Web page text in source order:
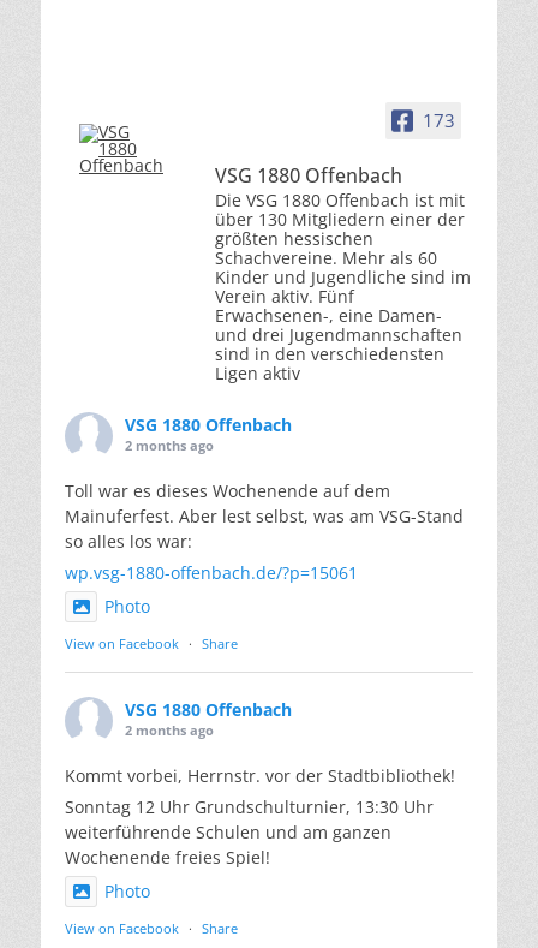
173
VSG 1880 Offenbach
Die VSG 1880 Offenbach ist mit
über 130 Mitgliedern einer der
größten hessischen
Schachvereine. Mehr als 60
Kinder und Jugendliche sind im
Verein aktiv. Fünf
Erwachsenen-, eine Damen-
und drei Jugendmannschaften
sind in den verschiedensten
Ligen aktiv
VSG 1880 Offenbach
2 months ago
Toll war es dieses Wochenende auf dem
Mainuferfest. Aber lest selbst, was am VSG-Stand
so alles los war:
wp.vsg-1880-offenbach.de/?p=15061
Photo
View on Facebook · Share
VSG 1880 Offenbach
2 months ago
Kommt vorbei, Herrnstr. vor der Stadtbibliothek!
Sonntag 12 Uhr Grundschulturnier, 13:30 Uhr
weiterführende Schulen und am ganzen
Wochenende freies Spiel!
Photo
View on Facebook · Share